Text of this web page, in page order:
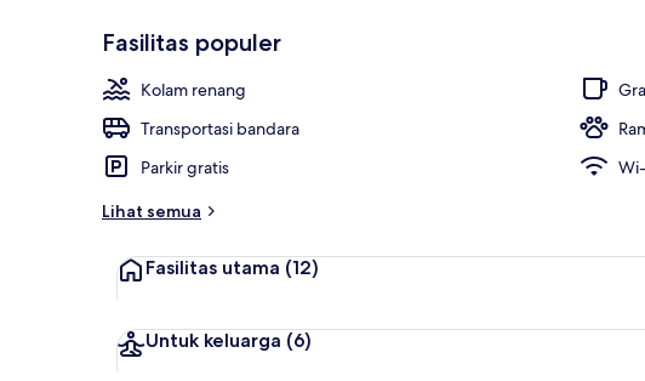
Fasilitas populer
Kolam renang
Transportasi bandara
Parkir gratis
Lihat semua
Fasilitas utama (12)
Untuk keluarga (6)